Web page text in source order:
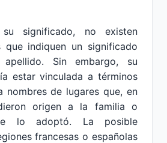
significado, no existen
que indiquen un significado
Sin embargo, su
estar vinculada a términos
nombres de lugares que, en
origen a la familia o
lo adoptó. La posible
francesas o españolas